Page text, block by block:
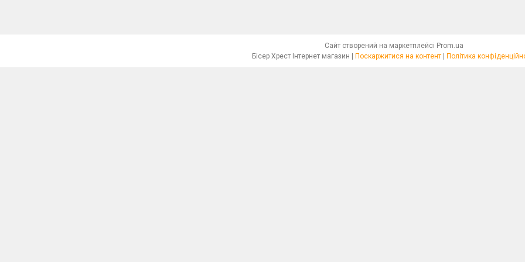
Сайт створений на маркетплейсі Prom.ua
Бісер Хрест Інтернет магазин | Поскаржитися на контент | Політика